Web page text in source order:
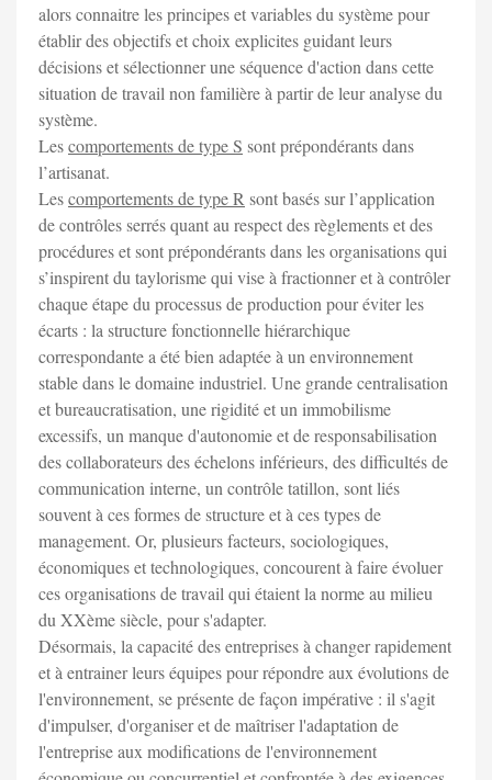
alors connaitre les principes et variables du système pour
établir des objectifs et choix explicites guidant leurs
décisions et sélectionner une séquence d'action dans cette
situation de travail non familière à partir de leur analyse du
système.
Lescomportements de type S sont prépondérants dans
l’artisanat.
Lescomportements de type R sont basés sur l’application
de contrôles serrés quant au respect des règlements et des
procédures et sont prépondérants dans les organisations qui
s’inspirent du taylorisme qui vise à fractionner et à contrôler
chaque étape du processus de production pour éviter les
écarts : la structure fonctionnelle hiérarchique
correspondante a été bien adaptée à un environnement
stable dans le domaine industriel. Une grande centralisation
et bureaucratisation, une rigidité et un immobilisme
excessifs, un manque d'autonomie et de responsabilisation
des collaborateurs des échelons inférieurs, des difficultés de
communication interne, un contrôle tatillon, sont liés
souvent à ces formes de structure et à ces types de
management. Or, plusieurs facteurs, sociologiques,
économiques et technologiques, concourent à faire évoluer
ces organisations de travail qui étaient la norme au milieu
du XXème siècle, pour s'adapter.
Désormais, la capacité des entreprises à changer rapidement
et à entrainer leurs équipes pour répondre aux évolutions de
l'environnement, se présente de façon impérative : il s'agit
d'impulser, d'organiser et de maîtriser l'adaptation de
l'entreprise aux modifications de l'environnement